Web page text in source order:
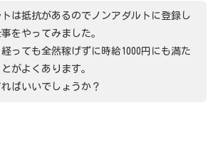
は抵抗があるのでノンアダルトに登録し
をやってみました。
っても全然稼げずに時給1000円にも満た
がよくあります。
ればいいでしょうか？